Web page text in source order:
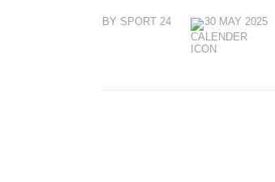
BY SPORT 24 30 MAY 2025